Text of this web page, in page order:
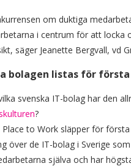
om duktiga
i centrum för att locka
säger Jeanette Bergvall, vd
bolagen listas för
svenska IT-bolag har den
?
Place to Work släpper för
över de IT-bolag i Sverige
själva och har